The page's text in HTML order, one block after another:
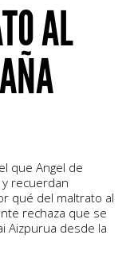
AL
que Angel de
y recuerdan
qué del maltrato al
rechaza que se
Aizpurua desde la